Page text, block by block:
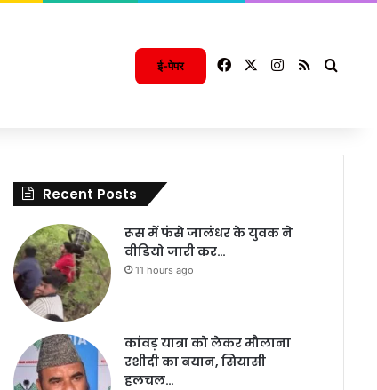
ई-पेपर FacebookInstagram
RSS
Recent Posts
रूस में फंसे जालंधर के युवक ने
वीडियो जारी कर…
11 hours ago
कांवड़ यात्रा को लेकर मौलाना
रशीदी का बयान, सियासी
हलचल…